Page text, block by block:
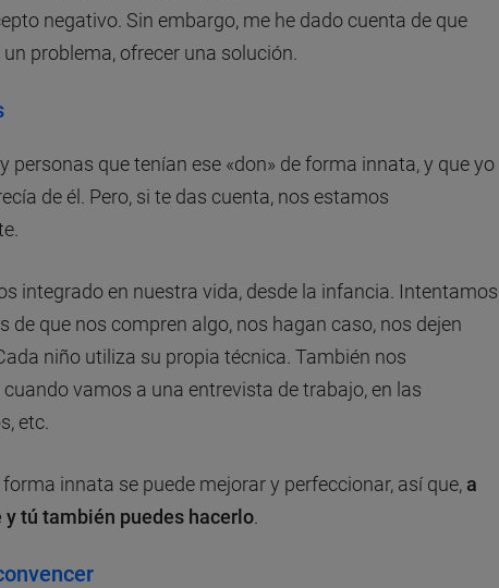
negativo. Sin embargo, me he dado cuenta de que
problema, ofrecer una solución.
personas que tenían ese «don» de forma innata, y que yo
de él. Pero, si te das cuenta, nos estamos
integrado en nuestra vida, desde la infancia. Intentamos
de que nos compren algo, nos hagan caso, nos dejen
niño utiliza su propia técnica. También nos
vamos a una entrevista de trabajo, en las
etc.
innata se puede mejorar y perfeccionar, así que, a
tú también puedes hacerlo.